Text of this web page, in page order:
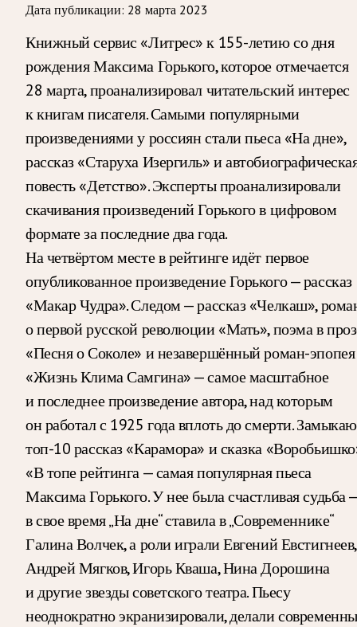
Дата публикации: 28 марта 2023
Книжный сервис «Литрес» к 155-летию со дня
рождения Максима Горького, которое отмечается
28 марта, проанализировал читательский интерес
к книгам писателя. Самыми популярными
произведениями у россиян стали пьеса «На дне»,
рассказ «Старуха Изергиль» и
повесть «Детство». Эксперты проанализировали
скачивания произведений Горького в цифровом
формате за последние два года.
На четвёртом месте в рейтинге идёт первое
опубликованное произведение Горького — рассказ
«Макар Чудра». Следом — рассказ «Челкаш»,
о первой русской революции «Мать», поэма в
«Песня о Соколе» и незавершённый роман-эпопея
«Жизнь Клима Самгина» — самое масштабное
и последнее произведение автора, над которым
он работал с 1925 года вплоть до смерти.
топ-10 рассказ «Карамора» и сказка
«В топе рейтинга — самая популярная пьеса
Максима Горького. У нее была счастливая судьба
в свое время „На дне“ ставила в „Современнике“
Галина Волчек, а роли играли Евгений Евстигнеев,
Андрей Мягков, Игорь Кваша, Нина Дорошина
и другие звезды советского театра. Пьесу
неоднократно экранизировали, делали